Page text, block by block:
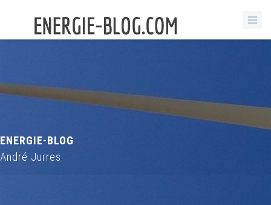
ENERGIE-BLOG
André Jurres